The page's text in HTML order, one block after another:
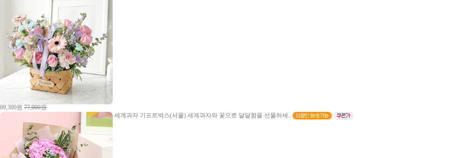
69,300원 77,000원
세계과자 기프트박스(서울) 세계과자와 꽃으로 달달함을 선물하세..